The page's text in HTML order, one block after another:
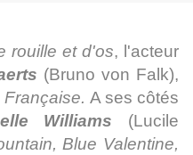
rouille et d'os, l'acteur
(Bruno von Falk),
Française. A ses côtés
Williams (Lucile
Blue Valentine,